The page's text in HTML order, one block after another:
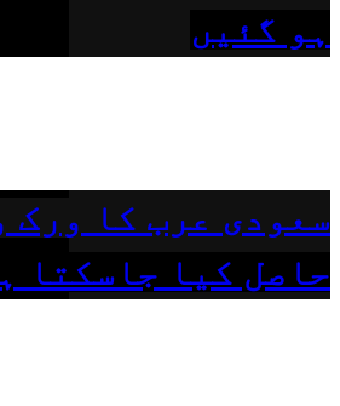
ہو گئیں
سعودی عرب کا ورک
حاصل کیا جاسکتا